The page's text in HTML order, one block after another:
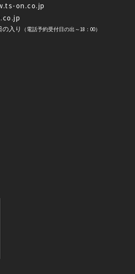
on.co.jp
入り （電話予約受付日の出～18：00）